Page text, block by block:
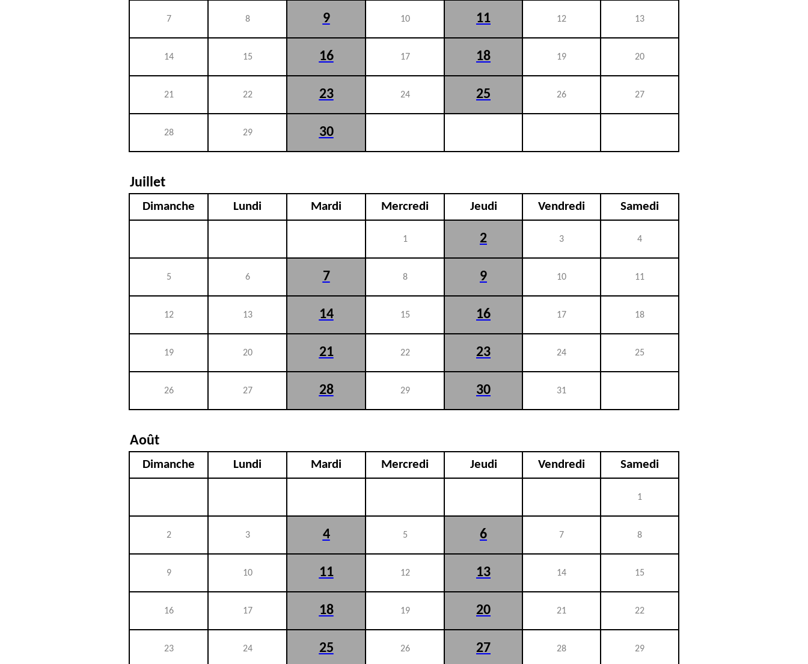
7 8 9 10 11 12 13
14 15 16 17 18 19 20
21 22 23 24 25 26 27
28 29 30
Juillet
Dimanche Lundi Mardi Mercredi Jeudi Vendredi Samedi
1 2 3 4
5 6 7 8 9 10 11
12 13 14 15 16 17 18
19 20 21 22 23 24 25
26 27 28 29 30 31
Août
Dimanche Lundi Mardi Mercredi Jeudi Vendredi Samedi
1
2 3 4 5 6 7 8
9 10 11 12 13 14 15
16 17 18 19 20 21 22
23 24 25 26 27 28 29